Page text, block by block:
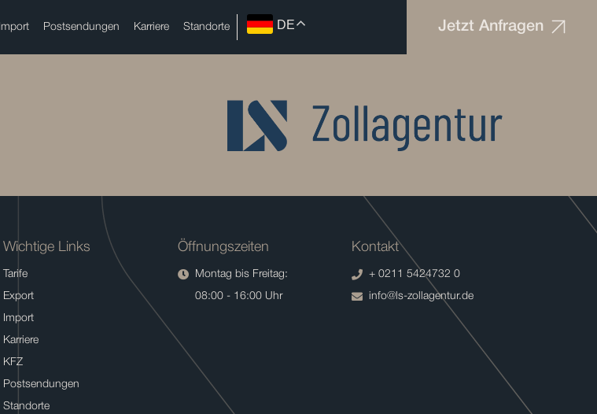
Import Postsendungen Karriere Standorte DE Jetzt Anfragen
Wichtige Links
Tarife
Export
Import
Karriere
KFZ
Postsendungen
Standorte
Öffnungszeiten
Montag bis Freitag:
08:00 - 16:00 Uhr
Kontakt
+ 0211 5424732 0
info@ls-zollagentur.de